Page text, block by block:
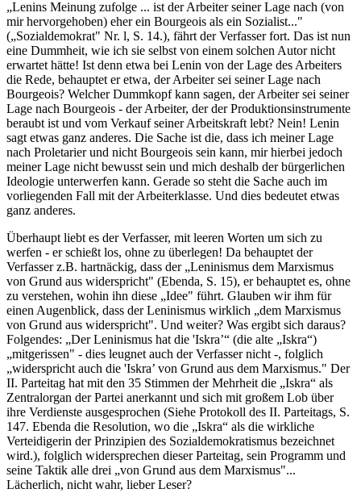
„Lenins Meinung zufolge ... ist der Arbeiter seiner Lage nach (von
mir hervorgehoben) eher ein Bourgeois als ein Sozialist..."
(„Sozialdemokrat" Nr. l, S. 14.), fährt der Verfasser fort. Das ist nun
eine Dummheit, wie ich sie selbst von einem solchen Autor nicht
erwartet hätte! Ist denn etwa bei Lenin von der Lage des Arbeiters
die Rede, behauptet er etwa, der Arbeiter sei seiner Lage nach
Bourgeois? Welcher Dummkopf kann sagen, der Arbeiter sei seiner
Lage nach Bourgeois - der Arbeiter, der der Produktionsinstrumente
beraubt ist und vom Verkauf seiner Arbeitskraft lebt? Nein! Lenin
sagt etwas ganz anderes. Die Sache ist die, dass ich meiner Lage
nach Proletarier und nicht Bourgeois sein kann, mir hierbei jedoch
meiner Lage nicht bewusst sein und mich deshalb der bürgerlichen
Ideologie unterwerfen kann. Gerade so steht die Sache auch im
vorliegenden Fall mit der Arbeiterklasse. Und dies bedeutet etwas
ganz anderes.
Überhaupt liebt es der Verfasser, mit leeren Worten um sich zu
werfen - er schießt los, ohne zu überlegen! Da behauptet der
Verfasser z.B. hartnäckig, dass der „Leninismus dem Marxismus
von Grund aus widerspricht" (Ebenda, S. 15), er behauptet es, ohne
zu verstehen, wohin ihn diese „Idee" führt. Glauben wir ihm für
einen Augenblick, dass der Leninismus wirklich „dem Marxismus
von Grund aus widerspricht". Und weiter? Was ergibt sich daraus?
Folgendes: „Der Leninismus hat die 'Iskra’“ (die alte „Iskra“)
„mitgerissen" - dies leugnet auch der Verfasser nicht -, folglich
„widerspricht auch die 'Iskra’ von Grund aus dem Marxismus." Der
II. Parteitag hat mit den 35 Stimmen der Mehrheit die „Iskra“ als
Zentralorgan der Partei anerkannt und sich mit großem Lob über
ihre Verdienste ausgesprochen (Siehe Protokoll des II. Parteitags, S.
147. Ebenda die Resolution, wo die „Iskra“ als die wirkliche
Verteidigerin der Prinzipien des Sozialdemokratismus bezeichnet
wird.), folglich widersprechen dieser Parteitag, sein Programm und
seine Taktik alle drei „von Grund aus dem Marxismus"...
Lächerlich, nicht wahr, lieber Leser?